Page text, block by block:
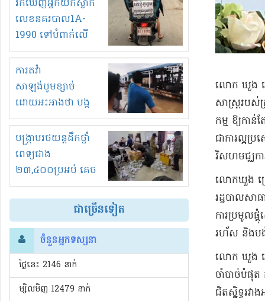
រកឃើញអ្នកយកស្លាក
លេខនគរបាល1A-
1990 ទៅបំពាក់លើ
ម៉ូតូរបស់ខ្លួន ដាកផ្លាក
រត់ឌុបហើយ
ការតវ៉ា
សាឡង់បូមខ្សាច់
ដោយអះអាងថា បង្ក
បាក់ច្រាំងទន្លេ និង
រំខានទាំងយប់ទាំងថ្ងៃ
បង្ក្រាបរថយន្តដឹកថ្នាំ
ពេទ្យជាង
២៣,៤០០ប្រអប់ គេច
ពន្ធនិងអត់ច្បាប់នាំ
ចូល!?
ជាច្រើនទៀត
ចំនួនអ្នកទស្សនា
ថ្ងៃនេះ​ 2146 នាក់
ម្សិលមិញ 12479 នាក់
លោក ឃួ​ង ស្រ
សាស្ត្រ​របស់​
កម្ម ឱ្យ​កាន់
ជាការ​ល្អ
វិសហមជ្ឈក
លោក​ឃួ​ង ស្រ
រដ្ឋបាល​សា
ការប្រមូលផ្
រហ័ស និង​បង់
លោក ឃួ​ង ស្រ
ចាំបាច់​បំផុត
ជិតស្និទ្ធ​រវ